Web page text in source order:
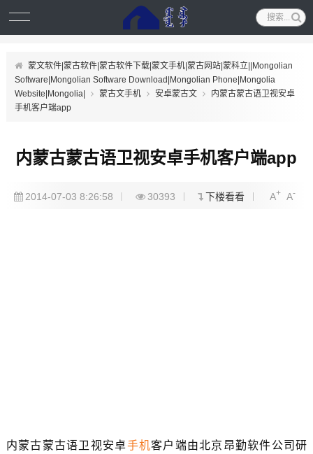
蒙文软件|蒙古软件|蒙古软件下载|蒙文手机|蒙古网站|蒙科立||Mongolian
Software|Mongolian Software Download|Mongolian Phone|Mongolia
Website|Mongolia|
蒙古文手机 安卓蒙古文
内蒙古蒙古语卫视安卓
手机客户端app
内蒙古蒙古语卫视安卓手机客户端app
2014-07-03 8:26:58 30393 下楼看看 A+ A-
内蒙古蒙古语卫视安卓手机客户端由北京昂勤软件公司研